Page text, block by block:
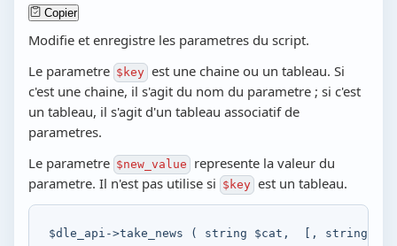
Copier
Modifie et enregistre les parametres du script.
Le parametre $key est une chaine ou un tableau. Si
c'est une chaine, il s'agit du nom du parametre ; si c'est
un tableau, il s'agit d'un tableau associatif de
parametres.
Le parametre $new_value represente la valeur du
parametre. Il n'est pas utilise si $key est un tableau.
$dle_api ->take_news ( string $cat , , string